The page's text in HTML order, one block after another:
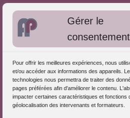
Gérer le
consentement
Pour offrir les meilleures expériences, nous
et/ou accéder aux informations des appareils.
technologies nous permettra de traiter des
pages préférées afin d'améliorer le contenu.
impacter certaines caractéristiques et fonctions
géolocalisation des intervenants et formateurs.
Approches de l'Analyse des
Autres informations
S'inscrire dans l'Annuaire
Publiez vos formations
Charte déontologique
Références d'intervention